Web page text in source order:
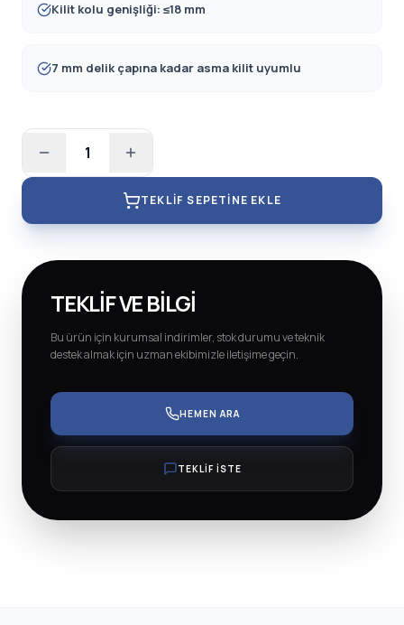
Kilit kolu genişliği: ≤18 mm
7 mm delik çapına kadar asma kilit uyumlu
1
TEKLIF SEPETINE EKLE
TEKLIF VE BILGI
Bu ürün için kurumsal indirimler, stok durumu ve teknik
destek almak için uzman ekibimizle iletişime geçin.
HEMEN ARA
TEKLİF İSTE